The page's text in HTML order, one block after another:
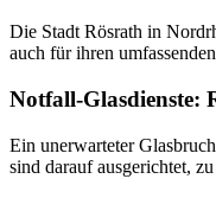
Die Stadt Rösrath in
auch für ihren
Notfall-Glasdienste:
Ein unerwarteter
sind darauf ausgerichtet,